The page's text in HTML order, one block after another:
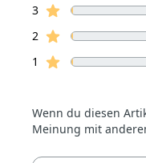
3Sterne
2 Sterne
1
Sterne
Wenn du diesen
Meinung mit